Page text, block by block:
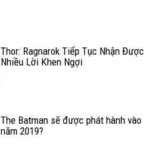
Thor: Ragnarok Tiếp Tục Nhận Được
Nhiều Lời Khen Ngợi
The Batman sẽ được phát hành vào
năm 2019?